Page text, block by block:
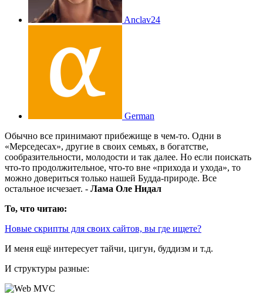
Anclav24
German
Обычно все принимают прибежище в чем-то. Одни в
«Мерседесах», другие в своих семьях, в богатстве,
сообразительности, молодости и так далее. Но если поискать
что-то продолжительное, что-то вне «прихода и ухода», то
можно довериться только нашей Будда-природе. Все
остальное исчезает. - Лама Оле Нидал
То, что читаю:
Новые скрипты для своих сайтов, вы где ищете?
И меня ещё интересует тайчи, цигун, буддизм и т.д.
И структуры разные: